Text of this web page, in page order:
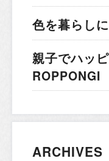
色を暮らし
親子でハッ
ROPPONGI
ARCHIVES